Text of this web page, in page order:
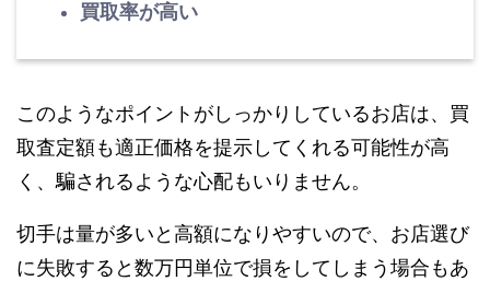
買取率が高い
このようなポイントがしっかりしているお店は、買
取査定額も適正価格を提示してくれる可能性が高
く、騙されるような心配もいりません。
切手は量が多いと高額になりやすいので、お店選び
に失敗すると数万円単位で損をしてしまう場合もあ